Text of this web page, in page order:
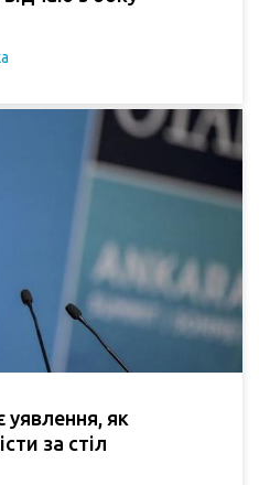
уявлення, як
за стіл